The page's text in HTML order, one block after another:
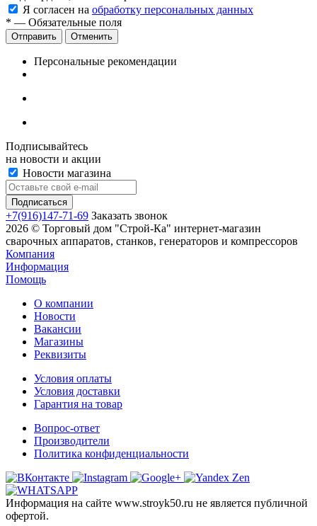
Я согласен на обработку персональных данных
* — Обязательные поля
Отменить
Персональные рекомендации
Подписывайтесь
на новости и акции
Новости магазина
+7(916)147-71-69 Заказать звонок
2026 © Торговый дом "Строй-Ка" интернет-магазин
сварочных аппаратов, станков, генераторов и компрессоров
Компания
Информация
Помощь
О компании
Новости
Вакансии
Магазины
Реквизиты
Условия оплаты
Условия доставки
Гарантия на товар
Вопрос-ответ
Производители
Политика конфиденциальности
Информация на сайте www.stroyk50.ru не является публичной
офертой.